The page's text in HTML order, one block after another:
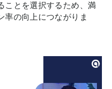
ことを選択するため、満
率の向上につながりま